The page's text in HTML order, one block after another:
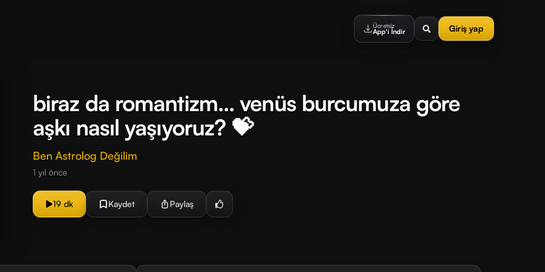
Ücretsiz
App'i İndir Giriş yap
biraz da romantizm... venüs burcumuza göre
aşkı nasıl yaşıyoruz? 💝
Ben Astrolog Değilim
1 yıl önce
19 dk Kaydet Paylaş